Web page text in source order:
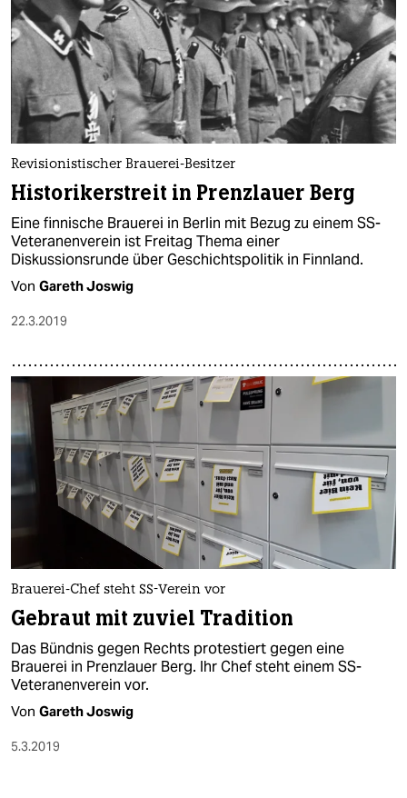
Revisionistischer Brauerei-Besitzer
Historikerstreit in Prenzlauer Berg
Eine finnische Brauerei in Berlin mit Bezug zu einem SS-
Veteranenverein ist Freitag Thema einer
Diskussionsrunde über Geschichtspolitik in Finnland.
Von Gareth Joswig
22.3.2019
Brauerei-Chef steht SS-Verein vor
Gebraut mit zuviel Tradition
Das Bündnis gegen Rechts protestiert gegen eine
Brauerei in Prenzlauer Berg. Ihr Chef steht einem SS-
Veteranenverein vor.
Von Gareth Joswig
5.3.2019